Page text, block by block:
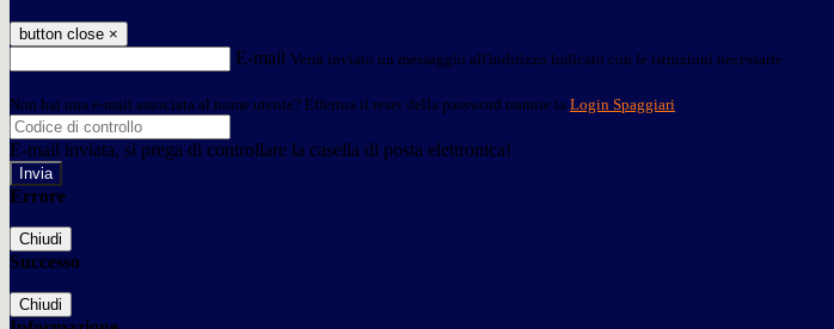
button close ×
E-mail Verrà inviato un messaggio all'indirizzo indicato con le istruzioni necessarie.
Non hai una e-mail associata al nome utente? Effettua il reset della password tramite la Login Spaggiari
E-mail inviata, si prega di controllare la casella di posta elettronica!
Errore
Chiudi
Successo
Chiudi